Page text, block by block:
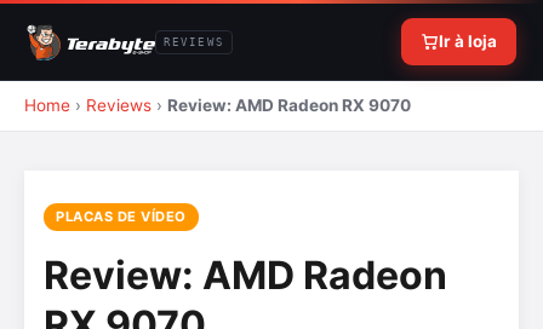
REVIEWS Ir à loja
Home › Reviews › Review: AMD Radeon RX 9070
PLACAS DE VÍDEO
Review: AMD Radeon